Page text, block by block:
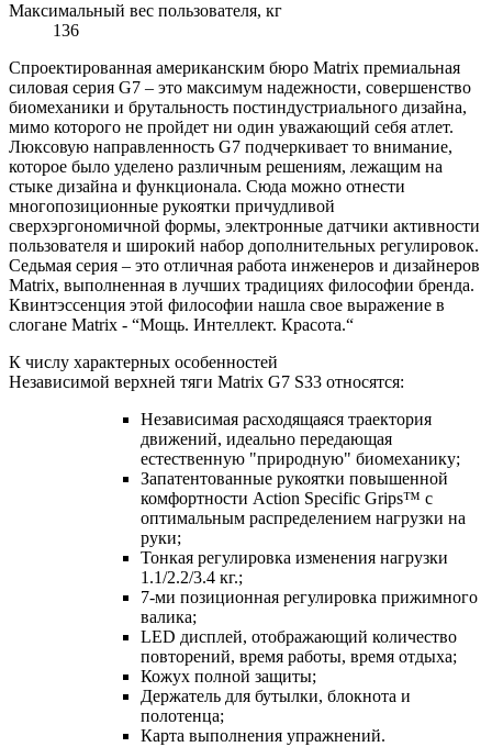
Максимальный вес пользователя, кг
136
Спроектированная американским бюро Matrix премиальная
силовая серия G7 – это максимум надежности, совершенство
биомеханики и брутальность постиндустриального дизайна,
мимо которого не пройдет ни один уважающий себя атлет.
Люксовую направленность G7 подчеркивает то внимание,
которое было уделено различным решениям, лежащим на
стыке дизайна и функционала. Сюда можно отнести
многопозиционные рукоятки причудливой
сверхэргономичной формы, электронные датчики активности
пользователя и широкий набор дополнительных регулировок.
Седьмая серия – это отличная работа инженеров и дизайнеров
Matrix, выполненная в лучших традициях философии бренда.
Квинтэссенция этой философии нашла свое выражение в
слогане Matrix - “Мощь. Интеллект. Красота.“
К числу характерных особенностей
Независимой верхней тяги Matrix G7 S33 относятся:
Независимая расходящаяся траектория
движений, идеально передающая
естественную "природную" биомеханику;
Запатентованные рукоятки повышенной
комфортности Action Specific Grips™ c
оптимальным распределением нагрузки на
руки;
Тонкая регулировка изменения нагрузки
1.1/2.2/3.4 кг.;
7-ми позиционная регулировка прижимного
валика;
LED дисплей, отображающий количество
повторений, время работы, время отдыха;
Кожух полной защиты;
Держатель для бутылки, блокнота и
полотенца;
Карта выполнения упражнений.